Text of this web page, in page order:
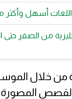
من الصفر
خلال
والقصص